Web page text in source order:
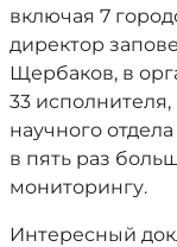
включая 7
директор
Щербаков, в
33
научного
в пять раз
мониторингу.
Интересный